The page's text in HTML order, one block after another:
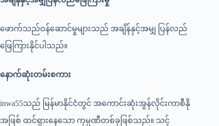
ဖောက်သည်ဝန်ဆောင်မှုများသည် အချိန်နှင့်အမျှ ပြန်လည်
ဖြေကြားနိုင်ပါသည်။
နောက်ဆုံးတမ်းစကား
inwa55သည် မြန်မာနိုင်ငံတွင် အကောင်းဆုံးအွန်လိုင်းကာစီနို
အဖြစ် ထင်ရှားနေသော ကုမ္ပဏီတစ်ခုဖြစ်သည်။ သင့်